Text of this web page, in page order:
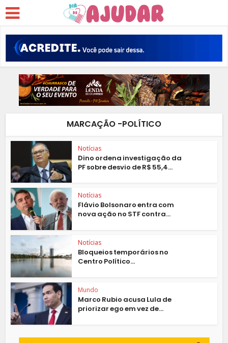
MARCAÇÃO -POLÍTICO
Notícias
Dino ordena investigação da
PF sobre desvio de R$ 55,4...
Notícias
Flávio Bolsonaro entra com
nova ação no STF contra...
Notícias
Bloqueios temporários no
Centro Político...
Mundo
Marco Rubio acusa Lula de
priorizar ego em vez de...